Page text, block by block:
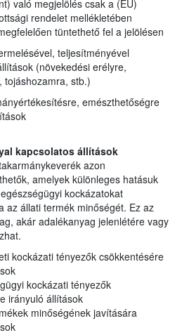
való megjelölés csak a (EU)
rendelet mellékletében
tüntethető fel a jelölésen
teljesítményével
(növekedési erélyre,
tojáshozamra, stb.)
emészthetőségre
kapcsolatos állítások
azon
amelyek különleges hatásuk
kockázatokat
az állati termék minőségét. Ez az
akár adalékanyag jelenlétére vagy
kockázati tényezők csökkentésére
kockázati tényezők
irányuló állítások
minőségének javítására